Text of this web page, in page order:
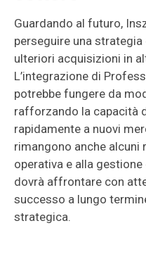
Guardando al futuro,
perseguire una
ulteriori acquisizioni in
L’integrazione di
potrebbe fungere da
rafforzando la capacità
rapidamente a nuovi
rimangono anche alcuni
operativa e alla
dovrà affrontare con
successo a lungo
strategica.